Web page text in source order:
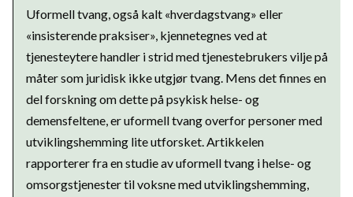
Uformell tvang, også kalt «hverdagstvang» eller
«insisterende praksiser», kjennetegnes ved at
tjenesteytere handler i strid med tjenestebrukers vilje på
måter som juridisk ikke utgjør tvang. Mens det finnes en
del forskning om dette på psykisk helse- og
demensfeltene, er uformell tvang overfor personer med
utviklingshemming lite utforsket. Artikkelen
rapporterer fra en studie av uformell tvang i helse- og
omsorgstjenester til voksne med utviklingshemming,